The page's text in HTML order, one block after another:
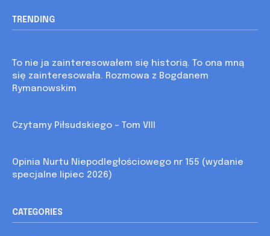
TRENDING
To nie ja zainteresowałem się historią. To ona mną
się zainteresowała. Rozmowa z Bogdanem
Rymanowskim
Czytamy Piłsudskiego – Tom VIII
Opinia Nurtu Niepodległościowego nr 155 (wydanie
specjalne lipiec 2026)
CATEGORIES